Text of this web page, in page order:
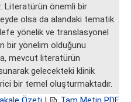
Literatürün önemli bir
olsa da alandaki tematik
yönelik ve translasyonel
bir yönelim olduğunu
mevcut literatürün
gelecekteki klinik
bir temel oluşturmaktadır.